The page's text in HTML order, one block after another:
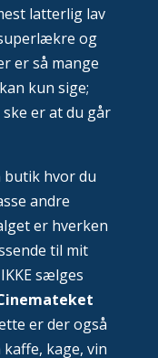
latterlig lav
og
er så mange
kun sige;
er at du går
butik hvor du
andre
er hverken
til mit
sælges
er der også
kage, vin